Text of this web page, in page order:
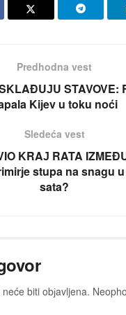
Predhodna vest
STAVOVE:
Kiјev u toku noći
Sledeća vest
KRAЈ RATA
stupa na snagu
sata?
biti obјavljena.